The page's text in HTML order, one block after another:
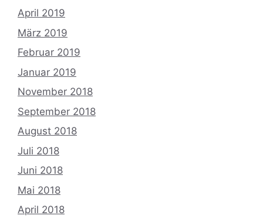
April 2019
März 2019
Februar 2019
Januar 2019
November 2018
September 2018
August 2018
Juli 2018
Juni 2018
Mai 2018
April 2018